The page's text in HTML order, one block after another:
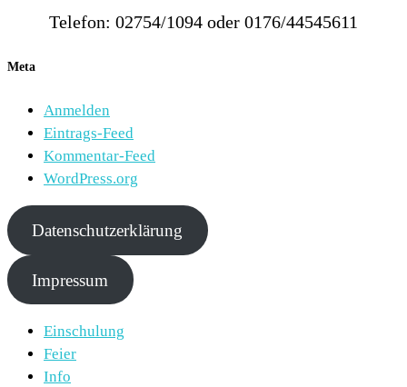
Telefon: 02754/1094 oder 0176/44545611
Meta
Anmelden
Eintrags-Feed
Kommentar-Feed
WordPress.org
Datenschutzerklärung
Impressum
Einschulung
Feier
Info